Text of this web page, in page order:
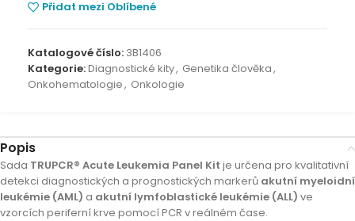
Přidat mezi Oblíbené
Katalogové číslo: 3B1406
Kategorie:Diagnostické kity, Genetika člověka,
Onkohematologie, Onkologie
Popis
Sada TRUPCR® Acute Leukemia Panel Kit je určena pro kvalitativní
detekci diagnostických a prognostických markerů akutní myeloidní
leukémie (AML) a akutní lymfoblastické leukémie (ALL) ve
vzorcích periferní krve pomocí PCR v reálném čase.